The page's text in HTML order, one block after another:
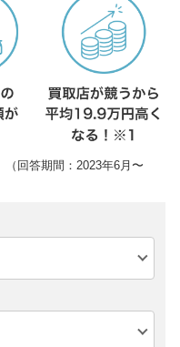
回答期間：2023年6月〜